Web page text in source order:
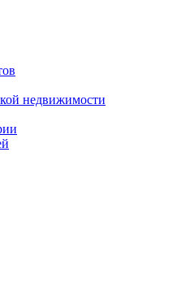
недвижимости